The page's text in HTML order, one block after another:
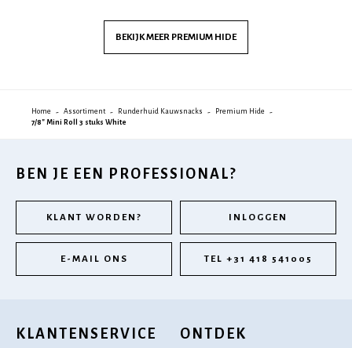
BEKIJK MEER PREMIUM HIDE
Home Assortiment Runderhuid Kauwsnacks
Premium Hide
7/8" Mini Roll 3 stuks White
BEN JE EEN PROFESSIONAL?
KLANT WORDEN? INLOGGEN
E-MAIL ONS TEL +31 418 541005
KLANTENSERVICE ONTDEK